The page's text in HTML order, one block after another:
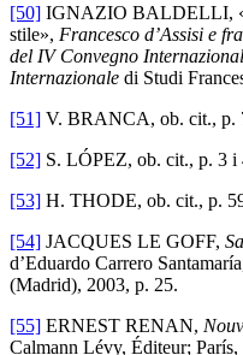
[50] IGNAZIO BALDELLI,
stile», Francesco d’Assisi e
del IV Convegno
Internazionale di Studi
[51] V. BRANCA, ob. cit., p.
[52] S. LÓPEZ, ob. cit., p. 3 i
[53] H. THODE, ob. cit., p.
[54] JACQUES LE GOFF,
d’Eduardo Carrero
(Madrid), 2003, p. 25.
[55] ERNEST RENAN,
Calmann Lévy, Éditeur;